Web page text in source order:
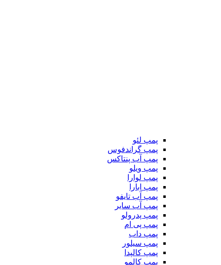
پمپ لئو
پمپ گراندفوس
پمپ آب پنتاکس
پمپ ویلو
پمپ لوارا
پمپ ابارا
پمپ آب تایفو
پمپ آب سایر
پمپ پدرولو
پمپ پی ام
پمپ داب
پمپ سیلور
پمپ کالپدا
پمپ کالمو